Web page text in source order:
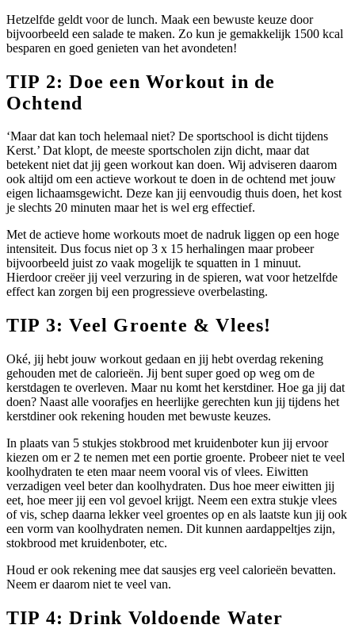
Hetzelfde geldt voor de lunch. Maak een bewuste keuze door
bijvoorbeeld een salade te maken. Zo kun je gemakkelijk 1500 kcal
besparen en goed genieten van het avondeten!
TIP 2: Doe een Workout in de
Ochtend
‘Maar dat kan toch helemaal niet? De sportschool is dicht tijdens
Kerst.’ Dat klopt, de meeste sportscholen zijn dicht, maar dat
betekent niet dat jij geen workout kan doen. Wij adviseren daarom
ook altijd om een actieve workout te doen in de ochtend met jouw
eigen lichaamsgewicht. Deze kan jij eenvoudig thuis doen, het kost
je slechts 20 minuten maar het is wel erg effectief.
Met de actieve home workouts moet de nadruk liggen op een hoge
intensiteit. Dus focus niet op 3 x 15 herhalingen maar probeer
bijvoorbeeld juist zo vaak mogelijk te squatten in 1 minuut.
Hierdoor creëer jij veel verzuring in de spieren, wat voor hetzelfde
effect kan zorgen bij een progressieve overbelasting.
TIP 3: Veel Groente & Vlees!
Oké, jij hebt jouw workout gedaan en jij hebt overdag rekening
gehouden met de calorieën. Jij bent super goed op weg om de
kerstdagen te overleven. Maar nu komt het kerstdiner. Hoe ga jij dat
doen? Naast alle voorafjes en heerlijke gerechten kun jij tijdens het
kerstdiner ook rekening houden met bewuste keuzes.
In plaats van 5 stukjes stokbrood met kruidenboter kun jij ervoor
kiezen om er 2 te nemen met een portie groente. Probeer niet te veel
koolhydraten te eten maar neem vooral vis of vlees. Eiwitten
verzadigen veel beter dan koolhydraten. Dus hoe meer eiwitten jij
eet, hoe meer jij een vol gevoel krijgt. Neem een extra stukje vlees
of vis, schep daarna lekker veel groentes op en als laatste kun jij ook
een vorm van koolhydraten nemen. Dit kunnen aardappeltjes zijn,
stokbrood met kruidenboter, etc.
Houd er ook rekening mee dat sausjes erg veel calorieën bevatten.
Neem er daarom niet te veel van.
TIP 4: Drink Voldoende Water